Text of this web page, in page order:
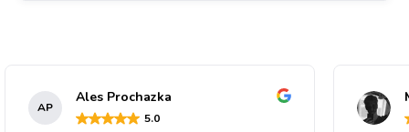
AP
Ales Prochazka
5.0